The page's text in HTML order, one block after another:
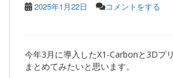
2025年1月22日 コメントをする
今年3月に導入したX1-Carbonと3Dプ
まとめてみたいと思います。